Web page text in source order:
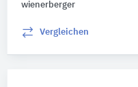
wienerberger
Vergleichen